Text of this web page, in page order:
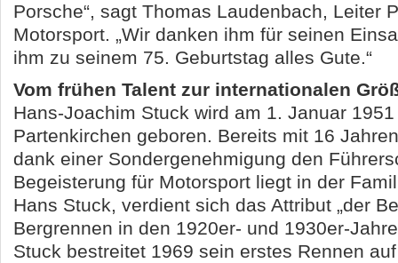
Porsche“, sagt Thomas Laudenbach, Leiter
Motorsport. „Wir danken ihm für seinen
ihm zu seinem 75. Geburtstag alles Gute.“
Vom frühen Talent zur internationalen
Hans-Joachim Stuck wird am 1. Januar
Partenkirchen geboren. Bereits mit 16
dank einer Sondergenehmigung den
Begeisterung für Motorsport liegt in der
Hans Stuck, verdient sich das Attribut „der
Bergrennen in den 1920er- und 1930er-
Stuck bestreitet 1969 sein erstes Rennen